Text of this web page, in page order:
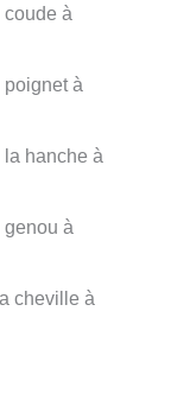
à
à
hanche à
genou à
cheville à